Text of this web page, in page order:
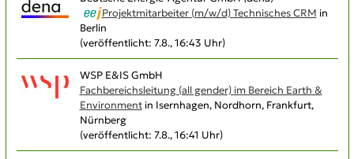
Projektmitarbeiter (m/w/d) Technisches CRM in
Berlin
(veröffentlicht: 7.8., 16:43 Uhr)
WSP E&IS GmbH
Fachbereichsleitung (all gender) im Bereich Earth &
Environmentin Isernhagen, Nordhorn, Frankfurt,
Nürnberg
(veröffentlicht: 7.8., 16:41 Uhr)